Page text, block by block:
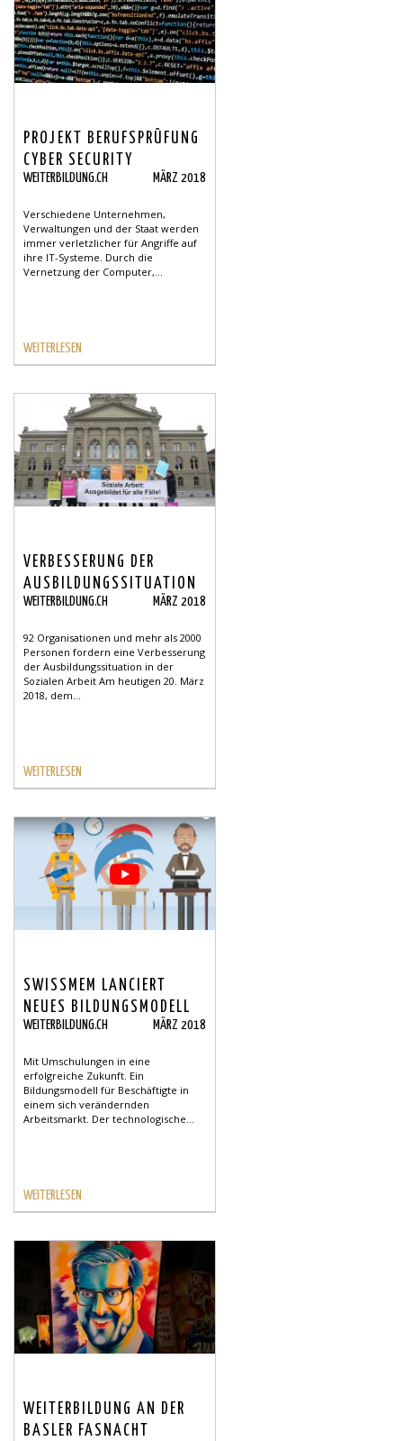
PROJEKT BERUFSPRÜFUNG
CYBER SECURITY
SPEZIALIST LANCIERT!
WEITERBILDUNG.CH MÄRZ 2018
Verschiedene Unternehmen,
Verwaltungen und der Staat werden
immer verletzlicher für Angriffe auf
ihre IT-Systeme. Durch die
Vernetzung der Computer,...
WEITERLESEN
VERBESSERUNG DER
AUSBILDUNGSSITUATION
IN DER SOZIALEN ARBEIT
WEITERBILDUNG.CH MÄRZ 2018
92 Organisationen und mehr als 2000
Personen fordern eine Verbesserung
der Ausbildungssituation in der
Sozialen Arbeit Am heutigen 20. März
2018, dem...
WEITERLESEN
SWISSMEM LANCIERT
NEUES BILDUNGSMODELL
WEITERBILDUNG.CH MÄRZ 2018
Mit Umschulungen in eine
erfolgreiche Zukunft. Ein
Bildungsmodell für Beschäftigte in
einem sich verändernden
Arbeitsmarkt. Der technologische...
WEITERLESEN
WEITERBILDUNG AN DER
BASLER FASNACHT